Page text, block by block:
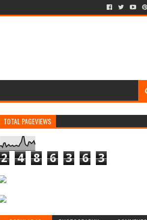
TOTAL PAGEVIEWS
2 4 8 6 3 6 3